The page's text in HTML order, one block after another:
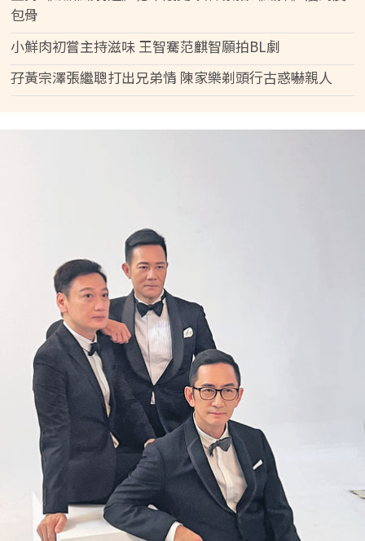
包骨
小鮮肉初嘗主持滋味 王智騫范麒智願拍BL劇
孖黃宗澤張繼聰打出兄弟情 陳家樂剃頭行古惑嚇親人